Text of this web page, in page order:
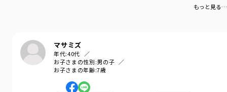
もっと見る…
マサミズ
年代:40代
お子さまの性別:男の子
お子さまの年齢:7歳